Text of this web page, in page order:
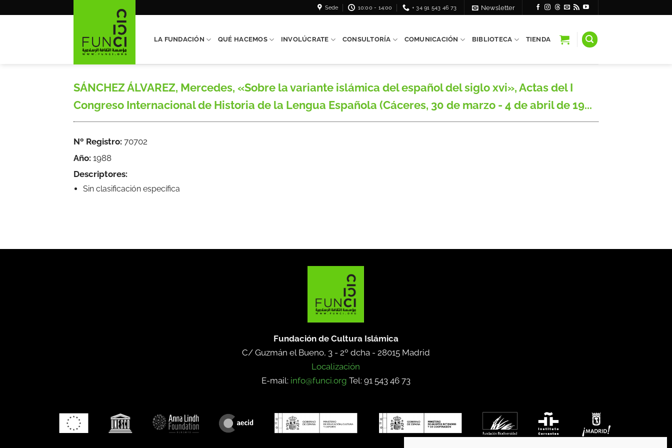
Sede 10:00 - 14:00 + 34 91 543 46 73 Newsletter
LA FUNDACIÓN QUÉ HACEMOS INVOLÚCRATE CONSULTORÍA COMUNICACIÓN BIBLIOTECA TIENDA
SÁNCHEZ ÁLVAREZ, Mercedes, «Sobre la variante islámica del español del siglo xvi», Actas del I
Congreso Internacional de Historia de la Lengua Española (Cáceres, 30 de marzo - 4 de abril de 19...
Nº Registro: 70702
Año: 1988
Descriptores:
Sin clasificación específica
Fundación de Cultura Islámica
C/ Guzmán el Bueno, 3 - 2º dcha - 28015 Madrid
Localización
E-mail: info@funci.org Tel: 91 543 46 73